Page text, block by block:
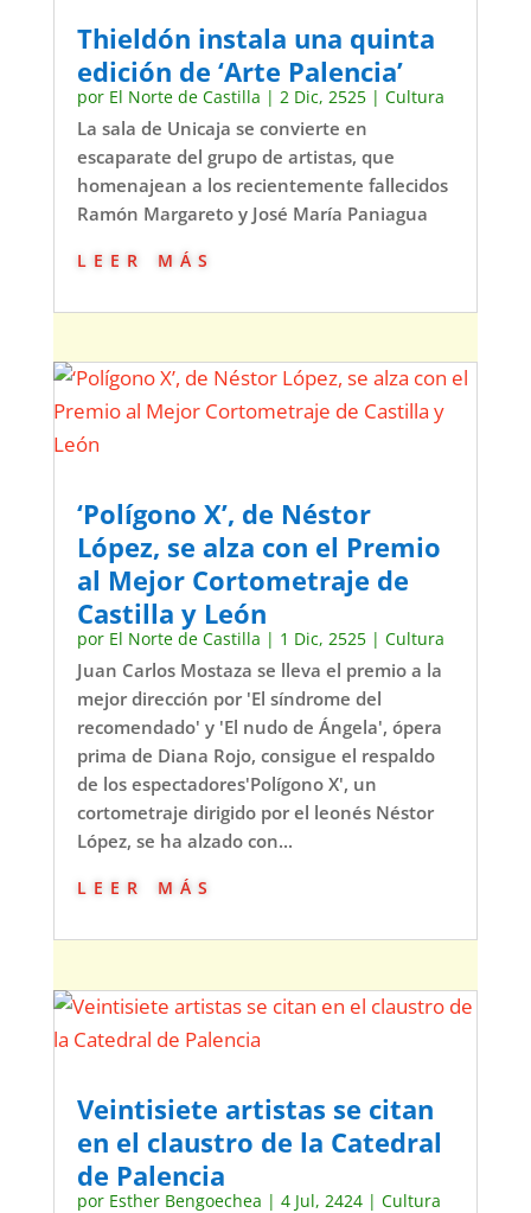
Thieldón instala una quinta
edición de ‘Arte Palencia’
por El Norte de Castilla | 2 Dic, 2525| Cultura
La sala de Unicaja se convierte en
escaparate del grupo de artistas, que
homenajean a los recientemente fallecidos
Ramón Margareto y José María Paniagua
leer más
‘Polígono X’, de Néstor
López, se alza con el Premio
al Mejor Cortometraje de
Castilla y León
por El Norte de Castilla | 1 Dic, 2525| Cultura
Juan Carlos Mostaza se lleva el premio a la
mejor dirección por 'El síndrome del
recomendado' y 'El nudo de Ángela', ópera
prima de Diana Rojo, consigue el respaldo
de los espectadores'Polígono X', un
cortometraje dirigido por el leonés Néstor
López, se ha alzado con...
leer más
Veintisiete artistas se citan
en el claustro de la Catedral
de Palencia
por Esther Bengoechea | 4 Jul, 2424| Cultura